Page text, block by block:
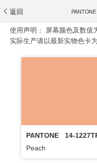
返回
使用声明： 屏幕颜色及数值
实际生产请以最新实物色卡
PANTONE
14-
Peach